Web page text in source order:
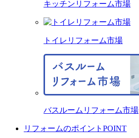
キッチンリフォーム市場
トイレリフォーム市場
バスルームリフォーム市場
リフォームのポイント POINT